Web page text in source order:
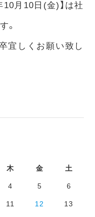
10月10日(金)】は社
。
宜しくお願い致し
木 金 土
4 5 6
11 12 13